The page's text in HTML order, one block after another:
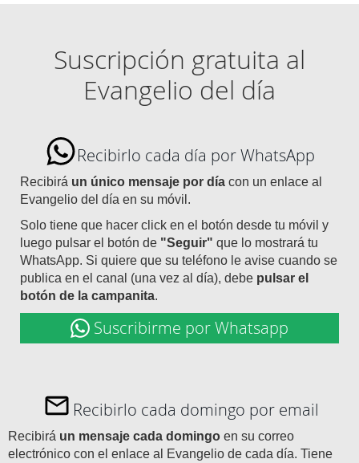
Suscripción gratuita al
Evangelio del día
Recibirlo cada día por WhatsApp
Recibirá un único mensaje por día con un enlace al
Evangelio del día en su móvil.
Solo tiene que hacer click en el botón desde tu móvil y
luego pulsar el botón de "Seguir" que lo mostrará tu
WhatsApp. Si quiere que su teléfono le avise cuando se
publica en el canal (una vez al día), debe pulsar el
botón de la campanita.
Suscribirme por Whatsapp
Recibirlo cada domingo por email
Recibirá un mensaje cada domingo en su correo
electrónico con el enlace al Evangelio de cada día. Tiene